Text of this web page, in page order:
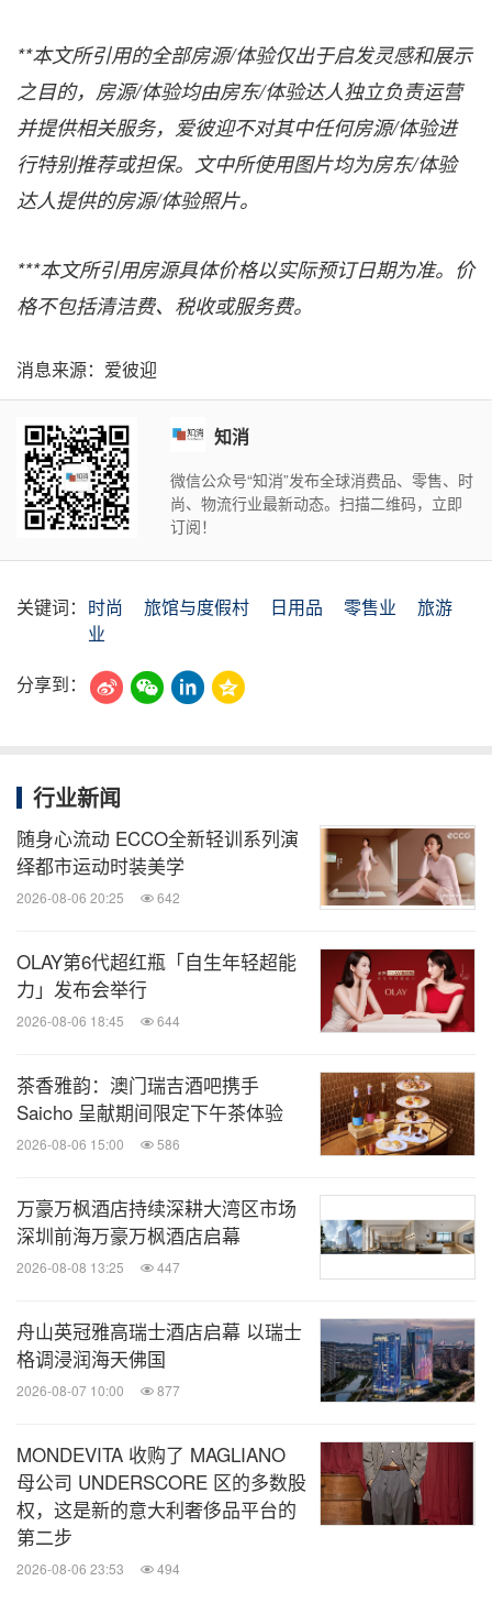
**本文所引用的全部房源/体验仅出于启发灵感和展示
之目的，房源/体验均由房东/体验达人独立负责运营
并提供相关服务，爱彼迎不对其中任何房源/体验进
行特别推荐或担保。文中所使用图片均为房东/体验
达人提供的房源/体验照片。
***本文所引用房源具体价格以实际预订日期为准。价
格不包括清洁费、税收或服务费。
消息来源：爱彼迎
知消
微信公众号“知消”发布全球消费品、零售、时
尚、物流行业最新动态。扫描二维码，立即
订阅！
关键词： 时尚 旅馆与度假村 日用品 零售业
旅游
业
分享到：
行业新闻
随身心流动 ECCO全新轻训系列演
绎都市运动时装美学
2026-08-06 20:25 642
OLAY第6代超红瓶「自生年轻超能
力」发布会举行
2026-08-06 18:45 644
茶香雅韵：澳门瑞吉酒吧携手
Saicho 呈献期间限定下午茶体验
2026-08-06 15:00 586
万豪万枫酒店持续深耕大湾区市场
深圳前海万豪万枫酒店启幕
2026-08-08 13:25 447
舟山英冠雅高瑞士酒店启幕 以瑞士
格调浸润海天佛国
2026-08-07 10:00 877
MONDEVITA 收购了 MAGLIANO
母公司 UNDERSCORE 区的多数股
权，这是新的意大利奢侈品平台的
第二步
2026-08-06 23:53 494